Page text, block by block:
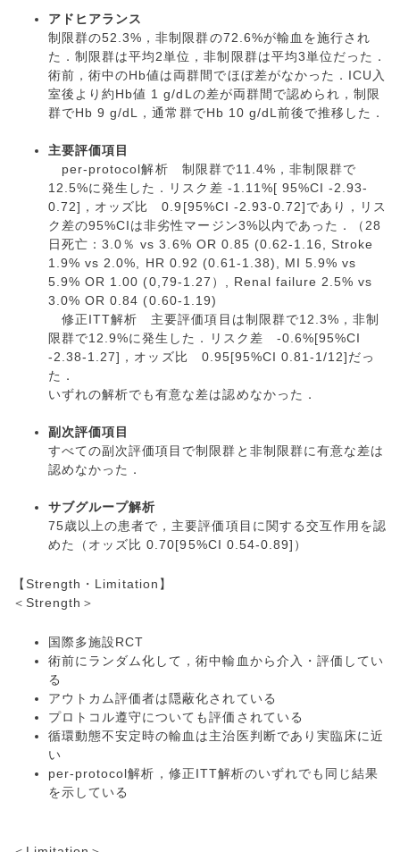
アドヒアランス
制限群の52.3%，非制限群の72.6%が輸血を施行され
た．制限群は平均2単位，非制限群は平均3単位だった．
術前，術中のHb値は両群間でほぼ差がなかった．ICU入
室後より約Hb値 1 g/dLの差が両群間で認められ，制限
群でHb 9 g/dL，通常群でHb 10 g/dL前後で推移した．
主要評価項目
per-protocol解析 制限群で11.4%，非制限群で
12.5%に発生した．リスク差 -1.11%[ 95%CI -2.93-
0.72]，オッズ比 0.9[95%CI -2.93-0.72]であり，リス
ク差の95%CIは非劣性マージン3%以内であった．（28
日死亡：3.0％ vs 3.6% OR 0.85 (0.62-1.16, Stroke
1.9% vs 2.0%, HR 0.92 (0.61-1.38), MI 5.9% vs
5.9% OR 1.00 (0,79-1.27）, Renal failure 2.5% vs
3.0% OR 0.84 (0.60-1.19)
修正ITT解析 主要評価項目は制限群で12.3%，非制
限群で12.9%に発生した．リスク差 -0.6%[95%CI
-2.38-1.27]，オッズ比 0.95[95%CI 0.81-1/12]だっ
た．
いずれの解析でも有意な差は認めなかった．
副次評価項目
すべての副次評価項目で制限群と非制限群に有意な差は
認めなかった．
サブグループ解析
75歳以上の患者で，主要評価項目に関する交互作用を認
めた（オッズ比 0.70[95%CI 0.54-0.89]）
【Strength・Limitation】
＜Strength＞
国際多施設RCT
術前にランダム化して，術中輸血から介入・評価してい
る
アウトカム評価者は隠蔽化されている
プロトコル遵守についても評価されている
循環動態不安定時の輸血は主治医判断であり実臨床に近
い
per-protocol解析，修正ITT解析のいずれでも同じ結果
を示している